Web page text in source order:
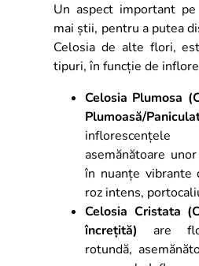
Un aspect important
mai știi, pentru a putea
Celosia de alte flori,
tipuri, în funcție de
Celosia Plumosa
Plumoasă/
asemănătoare
în nuanțe vibrante
roz intens,
Celosia Cristata
încrețită) are
rotundă,